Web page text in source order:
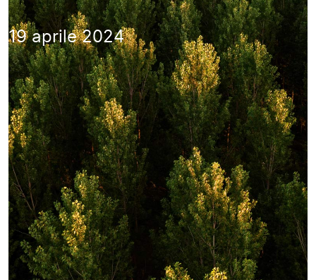
19 aprile 2024